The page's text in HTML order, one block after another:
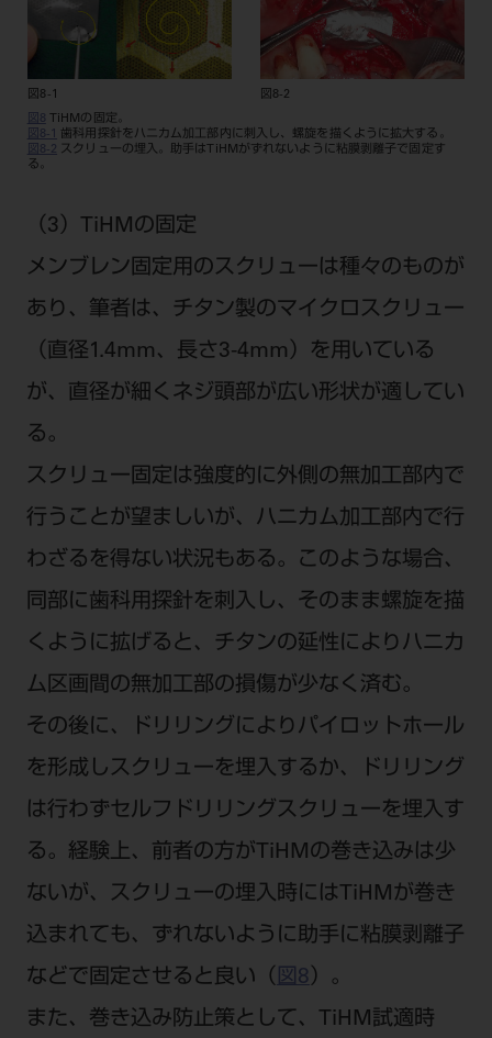
図8-1
図8-2
図8
TiHMの固定。
図8-1
歯科用探針をハニカム加工部内に刺入し、螺旋を描くように拡大する。
図8-2 スクリューの埋入。助手はTiHMがずれないように粘膜剥離子で固定す
る。
（3）TiHMの固定
メンブレン固定用のスクリューは種々のものが
あり、筆者は、チタン製のマイクロスクリュー
（直径1.4mm、長さ3-4mm）を用いている
が、直径が細くネジ頭部が広い形状が適してい
る。
スクリュー固定は強度的に外側の無加工部内で
行うことが望ましいが、ハニカム加工部内で行
わざるを得ない状況もある。このような場合、
同部に歯科用探針を刺入し、そのまま螺旋を描
くように拡げると、チタンの延性によりハニカ
ム区画間の無加工部の損傷が少なく済む。
その後に、ドリリングによりパイロットホール
を形成しスクリューを埋入するか、ドリリング
は行わずセルフドリリングスクリューを埋入す
る。経験上、前者の方がTiHMの巻き込みは少
ないが、スクリューの埋入時にはTiHMが巻き
込まれても、ずれないように助手に粘膜剥離子
などで固定させると良い（ 図8 ）。
また、巻き込み防止策として、TiHM試適時